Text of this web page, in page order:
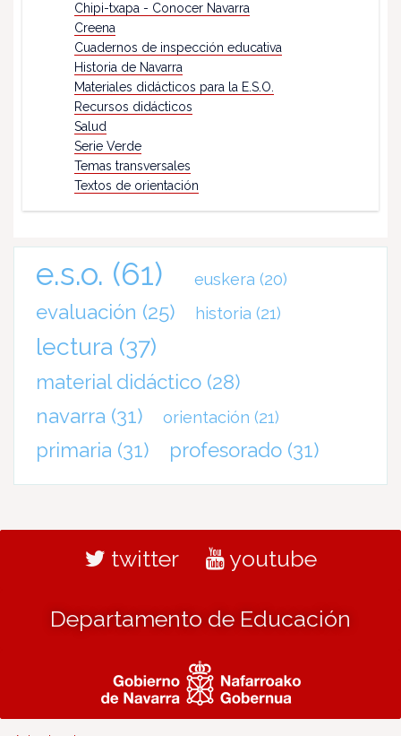
Chipi-txapa - Conocer Navarra
Creena
Cuadernos de inspección educativa
Historia de Navarra
Materiales didácticos para la E.S.O.
Recursos didácticos
Salud
Serie Verde
Temas transversales
Textos de orientación
e.s.o. (61) euskera (20)
evaluación (25) historia (21)
lectura (37)
material didáctico (28)
navarra (31) orientación (21)
primaria (31) profesorado (31)
twitter youtube
Departamento de Educación